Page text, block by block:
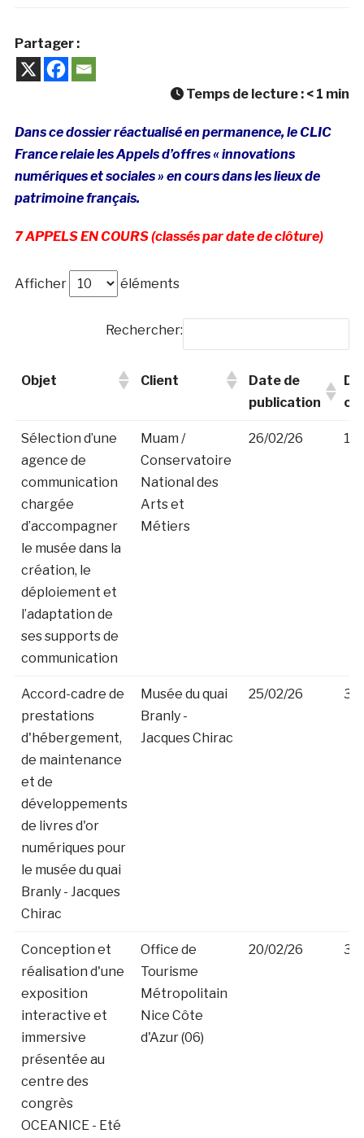
Partager :
Temps de lecture : < 1 min
Dans ce dossier réactualisé en permanence, le CLIC
France relaie les Appels d’offres « innovations
numériques et sociales » en cours dans les lieux de
patrimoine français.
7 APPELS EN COURS(classés par date de clôture)
Afficher éléments
Rechercher:
Objet Client
Date de
publication
Sélection d’une
agence de
communication
chargée
d’accompagner
le musée dans la
création, le
déploiement et
l’adaptation de
ses supports de
communication
Muam /
Conservatoire
National des
Arts et
Métiers
26/02/26
Accord-cadre de
prestations
d'hébergement,
de maintenance
et de
développements
de livres d'or
numériques pour
le musée du quai
Branly - Jacques
Chirac
Musée du quai
Branly -
Jacques Chirac
25/02/26
Conception et
réalisation d'une
exposition
interactive et
immersive
présentée au
centre des
congrès
OCEANICE - Eté
Office de
Tourisme
Métropolitain
Nice Côte
d'Azur (06)
20/02/26